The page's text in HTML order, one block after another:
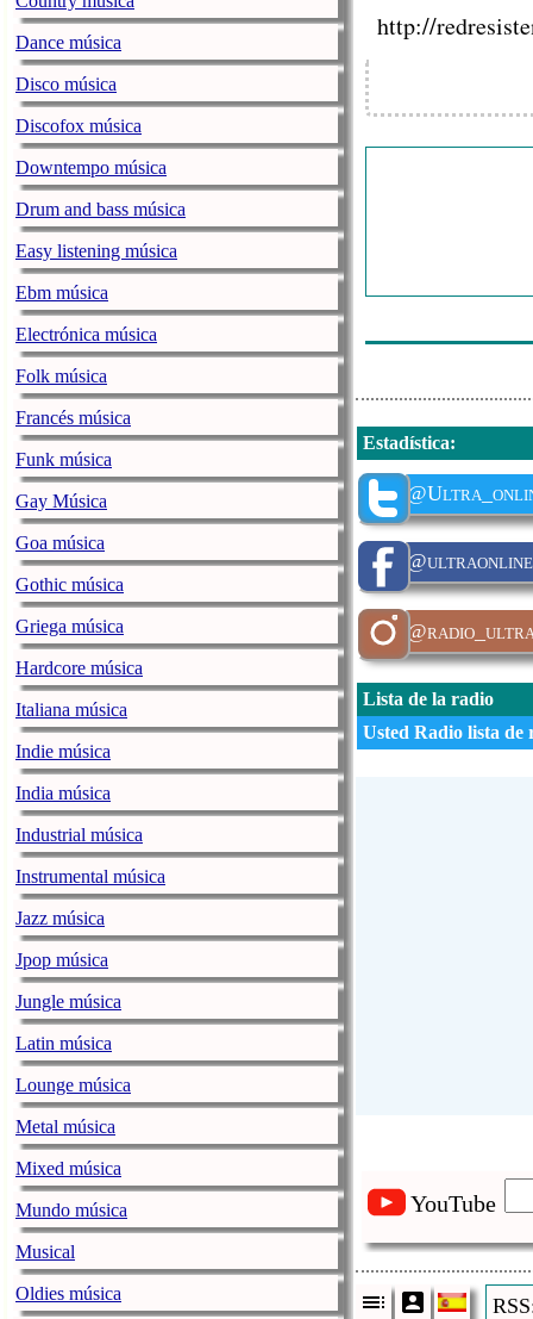
Dance música
Disco música
Discofox música
Downtempo música
Drum and bass música
Easy listening música
Ebm música
Electrónica música
Folk música
Francés música
Funk música
Gay Música
Goa música
Gothic música
Griega música
Hardcore música
Italiana música
Indie música
India música
Industrial música
Instrumental música
Jazz música
Jpop música
Jungle música
Latin música
Lounge música
Metal música
Mixed música
Mundo música
Musical
Oldies música
Crystal Castles
http://
Estadística:
@ultraonline
Lista de la radio
Usted Radio lista de
YouTube